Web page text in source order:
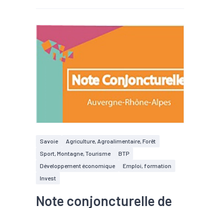
Savoie
Agriculture, Agroalimentaire, Forêt
Sport, Montagne, Tourisme
BTP
Développement économique
Emploi, formation
Invest
Note conjoncturelle de